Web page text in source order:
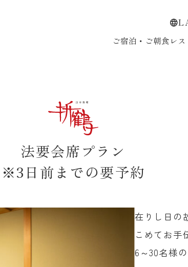
ご宿泊・ご朝食レ
法要会席プラン
※3日前までの要予約
在りし日の
こめてお手
6～30名様